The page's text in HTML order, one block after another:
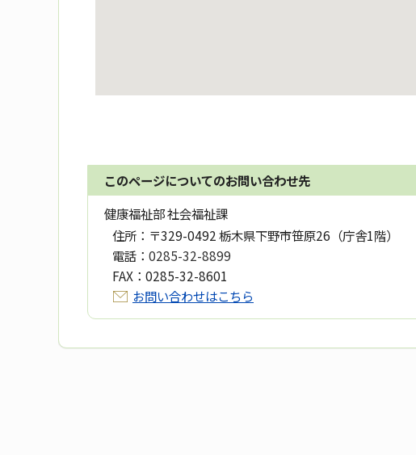
このページについてのお問い合わせ先
健康福祉部 社会福祉課
住所： 〒329-0492 栃木県下野市笹原26（庁舎1階）
電話： 0285-32-8899
FAX： 0285-32-8601
お問い合わせはこちら